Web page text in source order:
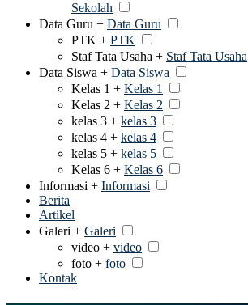
Sekolah
Data Guru + Data Guru
PTK + PTK
Staf Tata Usaha + Staf Tata Usaha
Data Siswa + Data Siswa
Kelas 1 + Kelas 1
Kelas 2 + Kelas 2
kelas 3 + kelas 3
kelas 4 + kelas 4
kelas 5 + kelas 5
Kelas 6 + Kelas 6
Informasi + Informasi
Berita
Artikel
Galeri + Galeri
video + video
foto + foto
Kontak